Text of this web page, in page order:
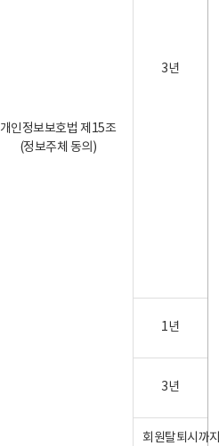
개인정보보호법 제15조
(정보주체 동의)
3년
1년
3년
회원탈퇴시까